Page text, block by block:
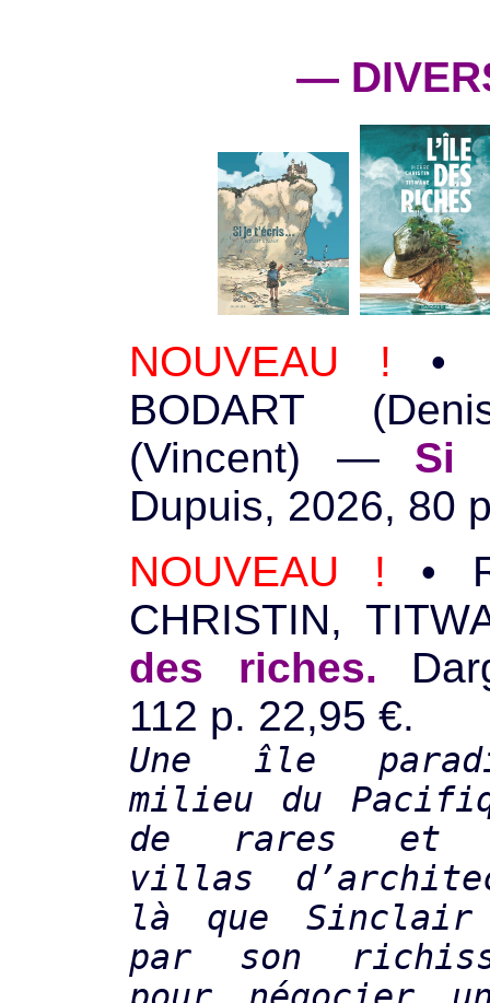
—
NOUVEAU ! •
BODART
(Vincent) — Si
Dupuis, 2026, 80
NOUVEAU ! •
CHRISTIN,
des riches.
112 p. 22,95 €.
Une île
milieu du
de rares et
villas
là que Sinclair
par son